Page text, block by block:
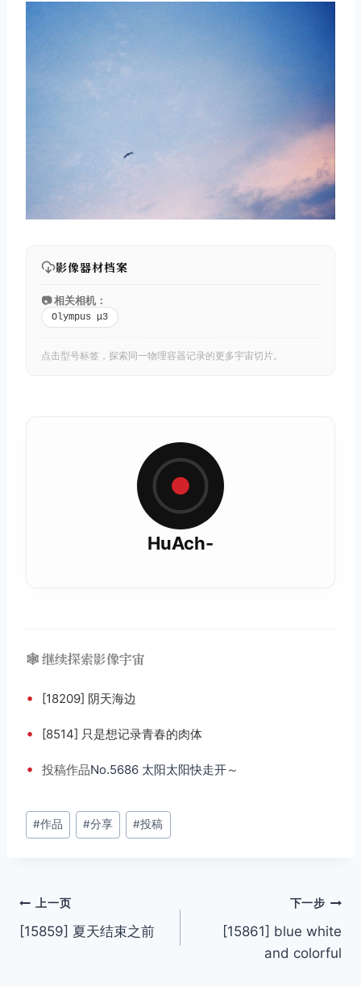
影像器材档案
📷 相关相机：
Olympus μ3
点击型号标签，探索同一物理容器记录的更多宇宙切片。
HuAch-
🕸️ 继续探索影像宇宙
• [18209] 阴天海边
• [8514] 只是想记录青春的肉体
• 投稿作品No.5686 太阳太阳快走开～
文
章
#作品 #分享 #投稿
文
章
上一页
[15859] 夏天结束之前
下一步
[15861] blue white
and colorful